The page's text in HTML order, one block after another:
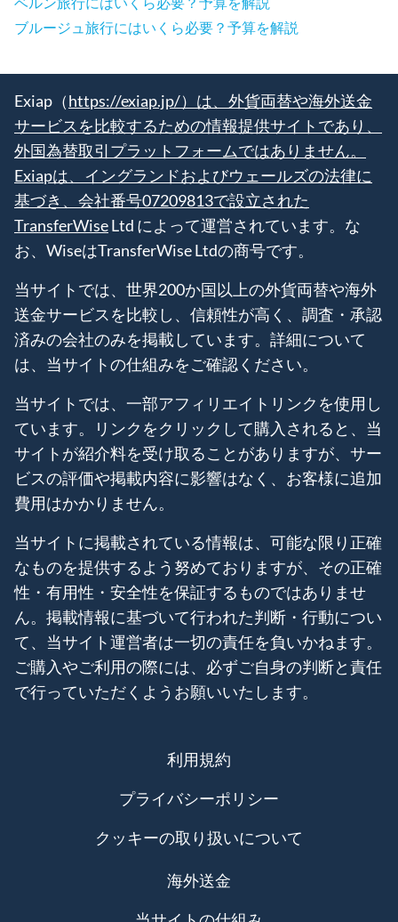
ブルージュ旅行にはいくら必要？予算を解説
Exiap（https://exiap.jp/）は、外貨両替や海外送金
サービスを比較するための情報提供サイトであり、
外国為替取引プラットフォームではありません。
Exiapは、イングランドおよびウェールズの法律に
基づき、会社番号07209813で設立された
TransferWiseLtd によって運営されています。な
お、WiseはTransferWise Ltdの商号です。
当サイトでは、世界200か国以上の外貨両替や海外
送金サービスを比較し、信頼性が高く、調査・承認
済みの会社のみを掲載しています。詳細について
は、当サイトの仕組みをご確認ください。
当サイトでは、一部アフィリエイトリンクを使用し
ています。リンクをクリックして購入されると、当
サイトが紹介料を受け取ることがありますが、サー
ビスの評価や掲載内容に影響はなく、お客様に追加
費用はかかりません。
当サイトに掲載されている情報は、可能な限り正確
なものを提供するよう努めておりますが、その正確
性・有用性・安全性を保証するものではありませ
ん。掲載情報に基づいて行われた判断・行動につい
て、当サイト運営者は一切の責任を負いかねます。
ご購入やご利用の際には、必ずご自身の判断と責任
で行っていただくようお願いいたします。
利用規約
プライバシーポリシー
クッキーの取り扱いについて
海外送金